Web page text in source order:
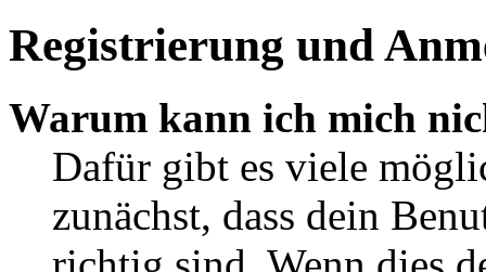
Registrierung und
Warum kann ich mich
Dafür gibt es viele
zunächst, dass dein